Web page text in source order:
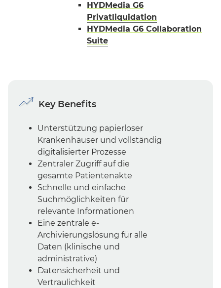
HYDMedia G6
Privatliquidation
HYDMedia G6 Collaboration
Suite
Key Benefits
Unterstützung papierloser
Krankenhäuser und vollständig
digitalisierter Prozesse
Zentraler Zugriff auf die
gesamte Patientenakte
Schnelle und einfache
Suchmöglichkeiten für
relevante Informationen
Eine zentrale e-
Archivierungslösung für alle
Daten (klinische und
administrative)
Datensicherheit und
Vertraulichkeit